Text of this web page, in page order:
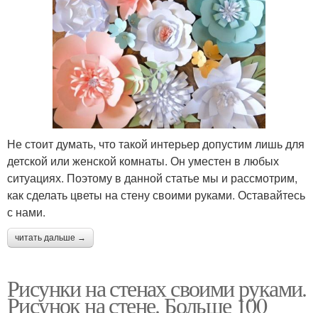
Не стоит думать, что такой интерьер допустим лишь для
детской или женской комнаты. Он уместен в любых
ситуациях. Поэтому в данной статье мы и рассмотрим,
как сделать цветы на стену своими руками. Оставайтесь
с нами.
читать дальше →
Рисунки на стенах своими руками.
Рисунок на стене. Больше 100